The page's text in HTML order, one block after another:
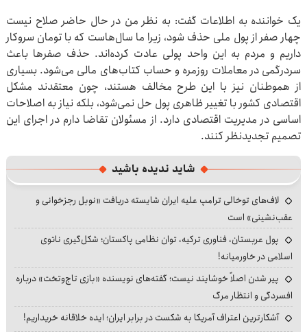
یک خواننده به اطلاعات گفت: به نظر من در حال حاضر صلاح نیست
چهار صفر از پول ملی حذف شود، زیرا ما سال‌هاست که با تومان سروکار
داریم و مردم به این واحد پولی عادت کرده‌اند. حذف صفرها باعث
سردرگمی در معاملات روزمره و حساب کتاب‌های مالی می‌شود. بسیاری
از هموطنان نیز با این طرح مخالف هستند، چون معتقدند مشکل
اقتصادی کشور با تغییر ظاهری پول حل نمی‌شود، بلکه نیاز به اصلاحات
اساسی در مدیریت اقتصادی دارد. از مسئولان تقاضا دارم در اجرای این
تصمیم تجدیدنظر کنند.
شاید ندیده باشید
لاف‌های توخالی ترامپ علیه ایران شایسته دریافت «نوبل رجزخوانی و
عقب‌نشینی» است
پول عربستان، فناوری ترکیه، توان نظامی پاکستان؛ شکل‌گیری ناتوی
اسلامی در خاورمیانه!
پیر شدن اصلاً خوشایند نیست؛ گفته‌های نویسنده «بازی تاج‌وتخت» درباره
افسردگی و انتظار مرگ
آشکارترین اعتراف آمریکا به شکست در برابر ایران؛ ایده خلاقانه خریداریم!